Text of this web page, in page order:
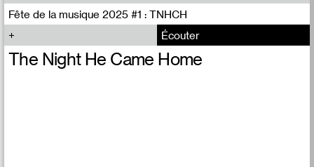
Fête de la musique 2025 #1 : TNHCH
Écouter
The Night He Came Home